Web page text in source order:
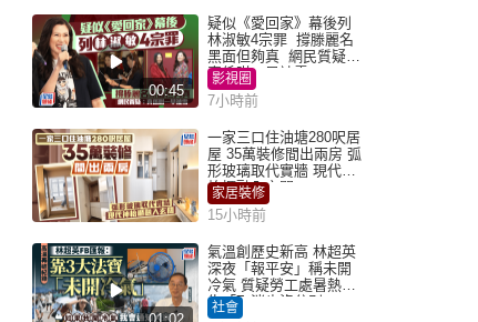
00:45
疑似《愛回家》幕後列
林淑敏4宗罪 撐滕麗名
黑面但夠真 網民質疑：
真係咁一早被雪
影視圈
7小時前
一家三口住油塘280呎居
屋 35萬裝修間出兩房 弧
形玻璃取代實牆 現代神
枱櫃融入玄關
家居裝修
15小時前
氣溫創歷史新高 林超英
深夜「報平安」稱未開
冷氣 質疑勞工處暑熱警
告「取消也沒分別」
社會